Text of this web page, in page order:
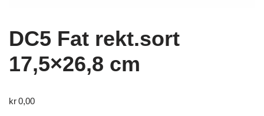
DC5 Fat rekt.sort
17,5×26,8 cm
kr0,00